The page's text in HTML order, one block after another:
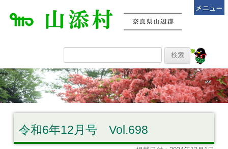
令和6年12月号 Vol.698